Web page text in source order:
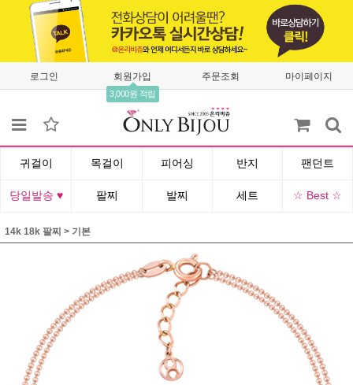
로그인 회원가입
3,000원 적립
주문조회 마이페이지
귀걸이 목걸이 피어싱 반지 팬던트
당일발송 ♥ 팔찌 발찌 세트 ☆ Best ☆
14k 18k 팔찌 > 기본